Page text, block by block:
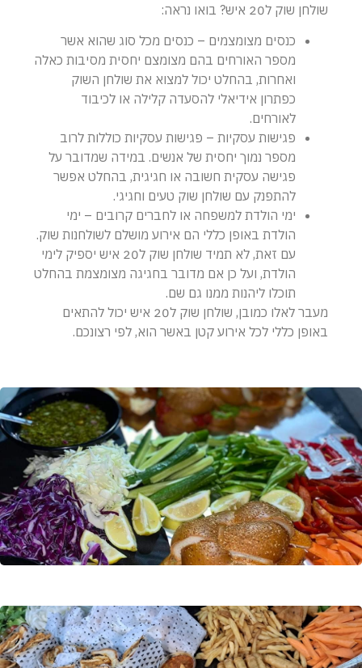
שולחן שוק ל20 איש? בואו נראה:
כנסים מצומצמים – כנסים מכל סוג שהוא אשר
מספר האורחים בהם מצומצם יחסית מסיבות כאלה
ואחרות, בהחלט יכול למצוא את שולחן השוק
כפתרון אידיאלי להסעדה קלילה או לכיבוד
לאורחים.
פגישות עסקיות – פגישות עסקיות כוללות לרוב
מספר נמוך יחסית של אנשים. במידה שמדובר על
פגישה עסקית חשובה או חגיגית, בהחלט אפשר
להתפנק עם שולחן שוק טעים וחגיגי.
ימי הולדת למשפחה או לחברים קרובים – ימי
הולדת באופן כללי הם אירוע מושלם לשולחנות שוק.
עם זאת, לא תמיד שולחן שוק ל20 איש יספיק לימי
הולדת, ועל כן אם מדובר בחגיגה מצומצמת בהחלט
תוכלו ליהנות ממנו גם שם.
מעבר לאלו כמובן, שולחן שוק ל20 איש יכול להתאים
באופן כללי לכל אירוע קטן באשר הוא, לפי רצונכם.